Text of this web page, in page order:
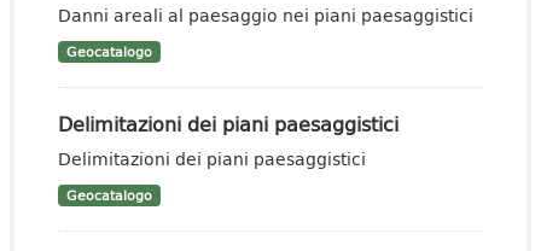
Danni areali al paesaggio nei piani paesaggistici
Geocatalogo
Delimitazioni dei piani paesaggistici
Delimitazioni dei piani paesaggistici
Geocatalogo